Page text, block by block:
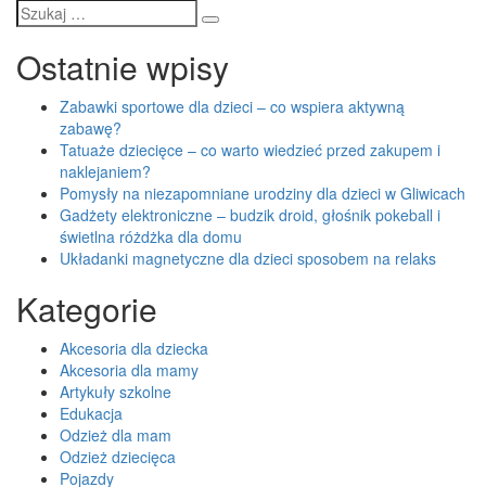
Szukaj
Ostatnie wpisy
Zabawki sportowe dla dzieci – co wspiera aktywną
zabawę?
Tatuaże dziecięce – co warto wiedzieć przed zakupem i
naklejaniem?
Pomysły na niezapomniane urodziny dla dzieci w Gliwicach
Gadżety elektroniczne – budzik droid, głośnik pokeball i
świetlna różdżka dla domu
Układanki magnetyczne dla dzieci sposobem na relaks
Kategorie
Akcesoria dla dziecka
Akcesoria dla mamy
Artykuły szkolne
Edukacja
Odzież dla mam
Odzież dziecięca
Pojazdy